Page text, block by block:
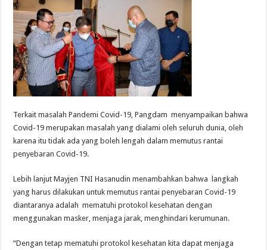
Terkait masalah Pandemi Covid-19, Pangdam menyampaikan bahwa
Covid-19 merupakan masalah yang dialami oleh seluruh dunia, oleh
karena itu tidak ada yang boleh lengah dalam memutus rantai
penyebaran Covid-19.
Lebih lanjut Mayjen TNI Hasanudin menambahkan bahwa langkah
yang harus dilakukan untuk memutus rantai penyebaran Covid-19
diantaranya adalah mematuhi protokol kesehatan dengan
menggunakan masker, menjaga jarak, menghindari kerumunan.
“Dengan tetap mematuhi protokol kesehatan kita dapat menjaga